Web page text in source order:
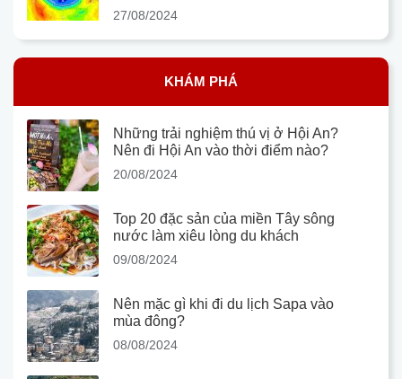
27/08/2024
KHÁM PHÁ
Những trải nghiệm thú vị ở Hội An?
Nên đi Hội An vào thời điểm nào?
20/08/2024
Top 20 đặc sản của miền Tây sông
nước làm xiêu lòng du khách
09/08/2024
Nên mặc gì khi đi du lịch Sapa vào
mùa đông?
08/08/2024